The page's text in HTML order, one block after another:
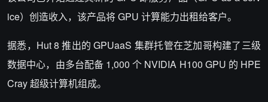
ice）创造收入，该产品将 GPU 计算能力出租给客户。
据悉，Hut 8 推出的 GPUaaS 集群托管在芝加哥构建了三级
数据中心，由多台配备 1,000 个 NVIDIA H100 GPU 的 HPE
Cray 超级计算机组成。